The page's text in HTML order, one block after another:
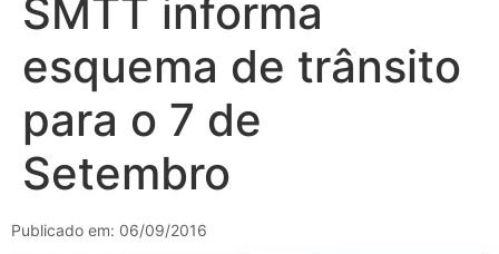
SMTT informa
esquema de trânsito
para o 7 de
Setembro
Publicado em: 06/09/2016